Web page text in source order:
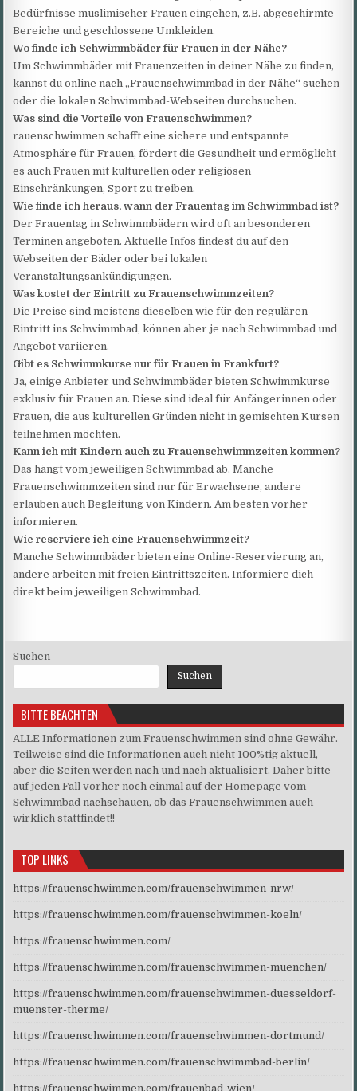
Bedürfnisse muslimischer Frauen eingehen, z.B. abgeschirmte
Bereiche und geschlossene Umkleiden.
Wo finde ich Schwimmbäder für Frauen in der Nähe?
Um Schwimmbäder mit Frauenzeiten in deiner Nähe zu finden,
kannst du online nach „Frauenschwimmbad in der Nähe“ suchen
oder die lokalen Schwimmbad-Webseiten durchsuchen.
Was sind die Vorteile von Frauenschwimmen?
rauenschwimmen schafft eine sichere und entspannte
Atmosphäre für Frauen, fördert die Gesundheit und ermöglicht
es auch Frauen mit kulturellen oder religiösen
Einschränkungen, Sport zu treiben.
Wie finde ich heraus, wann der Frauentag im Schwimmbad ist?
Der Frauentag in Schwimmbädern wird oft an besonderen
Terminen angeboten. Aktuelle Infos findest du auf den
Webseiten der Bäder oder bei lokalen
Veranstaltungsankündigungen.
Was kostet der Eintritt zu Frauenschwimmzeiten?
Die Preise sind meistens dieselben wie für den regulären
Eintritt ins Schwimmbad, können aber je nach Schwimmbad und
Angebot variieren.
Gibt es Schwimmkurse nur für Frauen in Frankfurt?
Ja, einige Anbieter und Schwimmbäder bieten Schwimmkurse
exklusiv für Frauen an. Diese sind ideal für Anfängerinnen oder
Frauen, die aus kulturellen Gründen nicht in gemischten Kursen
teilnehmen möchten.
Kann ich mit Kindern auch zu Frauenschwimmzeiten kommen?
Das hängt vom jeweiligen Schwimmbad ab. Manche
Frauenschwimmzeiten sind nur für Erwachsene, andere
erlauben auch Begleitung von Kindern. Am besten vorher
informieren.
Wie reserviere ich eine Frauenschwimmzeit?
Manche Schwimmbäder bieten eine Online-Reservierung an,
andere arbeiten mit freien Eintrittszeiten. Informiere dich
direkt beim jeweiligen Schwimmbad.
Suchen
Suchen
BITTE BEACHTEN
ALLE Informationen zum Frauenschwimmen sind ohne Gewähr.
Teilweise sind die Informationen auch nicht 100%tig aktuell,
aber die Seiten werden nach und nach aktualisiert. Daher bitte
auf jeden Fall vorher noch einmal auf der Homepage vom
Schwimmbad nachschauen, ob das Frauenschwimmen auch
wirklich stattfindet!!
TOP LINKS
https://frauenschwimmen.com/frauenschwimmen-nrw/
https://frauenschwimmen.com/frauenschwimmen-koeln/
https://frauenschwimmen.com/
https://frauenschwimmen.com/frauenschwimmen-muenchen/
https://frauenschwimmen.com/frauenschwimmen-duesseldorf-
muenster-therme/
https://frauenschwimmen.com/frauenschwimmen-dortmund/
https://frauenschwimmen.com/frauenschwimmbad-berlin/
https://frauenschwimmen.com/frauenbad-wien/